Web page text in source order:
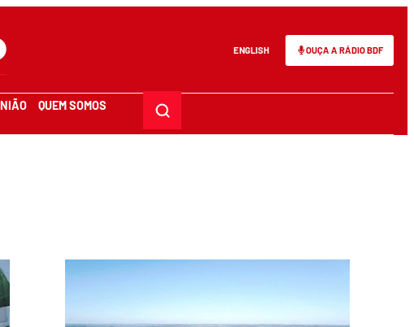
ENGLISH OUÇA A RÁDIO BDF
QUEM SOMOS